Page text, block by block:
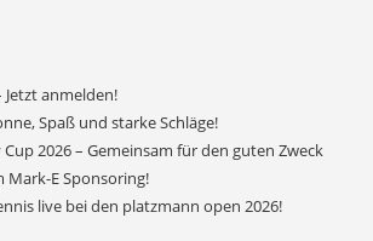
Jetzt anmelden!
Spaß und starke Schläge!
2026 – Gemeinsam für den guten Zweck
Mark-E Sponsoring!
live bei den platzmann open 2026!